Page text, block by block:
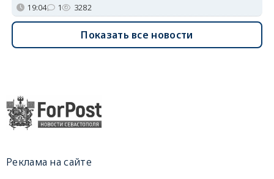
19:04 1 3282
Показать все новости
Реклама на сайте